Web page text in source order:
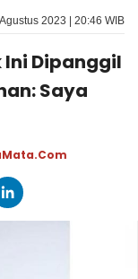
2023 | 20:46 WIB
Ini Dipanggil
Saya